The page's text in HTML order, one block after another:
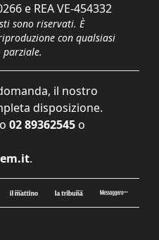
e REA VE-454332
sono riservati. È
con qualsiasi
il nostro
disposizione.
02 89362545 o
.